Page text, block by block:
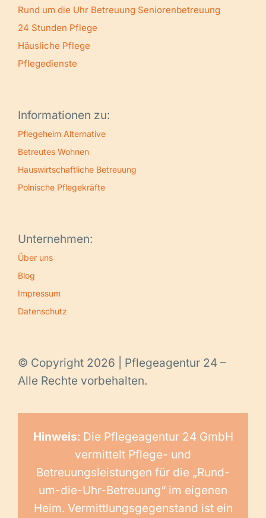
Rund um die Uhr Betreuung Seniorenbetreuung
24 Stunden Pflege
Häusliche Pflege
Pflegedienste
Informationen zu:
Pflegeheim Alternative
Betreutes Wohnen
Hauswirtschaftliche Betreuung
Polnische Pflegekräfte
Unternehmen:
Über uns
Blog
Impressum
Datenschutz
© Copyright 2026 | Pflegeagentur 24 –
Alle Rechte vorbehalten.
Hinweis: Die Pflegeagentur 24 GmbH
vermittelt Pflege- und
Betreuungsleistungen für die „Rund-
um-die-Uhr-Betreuung“ im eigenen
Heim. Vermittlungsgegenstand ist ein